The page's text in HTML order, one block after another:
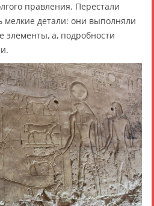
правления. Перестали
мелкие детали: они выполняли
элементы, а, подробности